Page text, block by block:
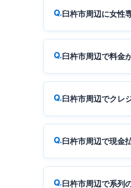
臼杵市周辺に女性
臼杵市周辺で料金
臼杵市周辺でクレ
臼杵市周辺で現金
臼杵市周辺で系列